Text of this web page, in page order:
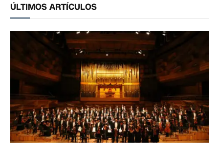
ÚLTIMOS ARTÍCULOS